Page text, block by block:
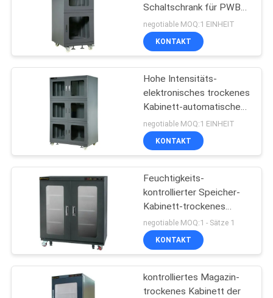
QUALITÄTSKONTROLLE
TRETEN
VERBINDUNG
FORDERN
SIE EIN
ZITAT
SITEMAP
Schaltschrank für PWB-
Brett SMD, das
Materialien speichert
negotiable MOQ:1 EINHEIT
KONTAKT
Hohe Intensitäts-
elektronisches trockenes
Kabinett-automatisches
niedrige Feuchtigkeits-
Speicher-Kabinett
negotiable MOQ:1 EINHEIT
KONTAKT
Feuchtigkeits-
kontrollierter Speicher-
Kabinett-trockenes
Kabinett mit
Epoxidkratzer-
beständiger Farbe
negotiable MOQ:1 - Sätze 1
KONTAKT
kontrolliertes Magazin-
trockenes Kabinett der